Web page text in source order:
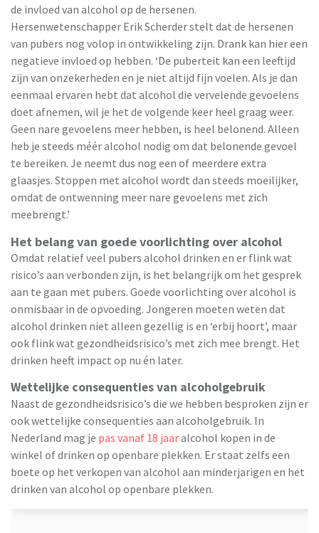
de invloed van alcohol op de hersenen.
Hersenwetenschapper Erik Scherder stelt dat de hersenen
van pubers nog volop in ontwikkeling zijn. Drank kan hier een
negatieve invloed op hebben. ‘De puberteit kan een leeftijd
zijn van onzekerheden en je niet altijd fijn voelen. Als je dan
eenmaal ervaren hebt dat alcohol die vervelende gevoelens
doet afnemen, wil je het de volgende keer heel graag weer.
Geen nare gevoelens meer hebben, is heel belonend. Alleen
heb je steeds méér alcohol nodig om dat belonende gevoel
te bereiken. Je neemt dus nog een of meerdere extra
glaasjes. Stoppen met alcohol wordt dan steeds moeilijker,
omdat de ontwenning meer nare gevoelens met zich
meebrengt.’
Het belang van goede voorlichting over alcohol
Omdat relatief veel pubers alcohol drinken en er flink wat
risico’s aan verbonden zijn, is het belangrijk om het gesprek
aan te gaan met pubers. Goede voorlichting over alcohol is
onmisbaar in de opvoeding. Jongeren moeten weten dat
alcohol drinken niet alleen gezellig is en ‘erbij hoort’, maar
ook flink wat gezondheidsrisico’s met zich mee brengt. Het
drinken heeft impact op nu én later.
Wettelijke consequenties van alcoholgebruik
Naast de gezondheidsrisico’s die we hebben besproken zijn er
ook wettelijke consequenties aan alcoholgebruik. In
Nederland mag je pas vanaf 18 jaaralcohol kopen in de
winkel of drinken op openbare plekken. Er staat zelfs een
boete op het verkopen van alcohol aan minderjarigen en het
drinken van alcohol op openbare plekken.